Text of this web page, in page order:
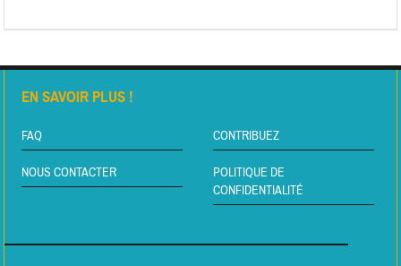
EN SAVOIR PLUS !
FAQ CONTRIBUEZ
NOUS CONTACTER
POLITIQUE DE
CONFIDENTIALITÉ